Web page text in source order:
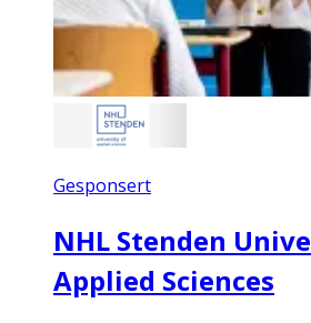
Gesponsert
NHL Stenden
Applied Sciences